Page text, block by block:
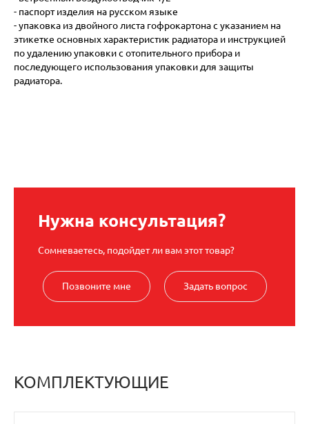
- паспорт изделия на русском языке
- упаковка из двойного листа гофрокартона с указанием на
этикетке основных характеристик радиатора и инструкцией
по удалению упаковки с отопительного прибора и
последующего использования упаковки для защиты
радиатора.
Нужна консультация?
Сомневаетесь, подойдет ли вам этот товар?
Позвоните мне Задать вопрос
КОМПЛЕКТУЮЩИЕ